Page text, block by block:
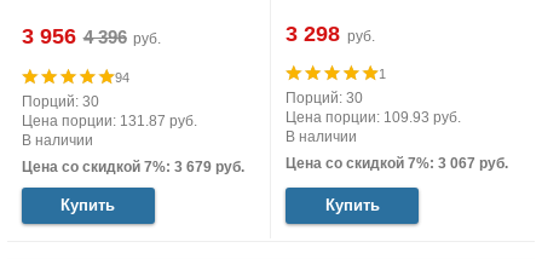
3 956 руб.
94
Порций: 30
Цена порции: 131.87 руб.
В наличии
Цена со скидкой 7%: 3 679 руб.
Купить
3 298 руб.
1
Порций: 30
Цена порции: 109.93 руб.
В наличии
Цена со скидкой 7%: 3 067 руб.
Купить